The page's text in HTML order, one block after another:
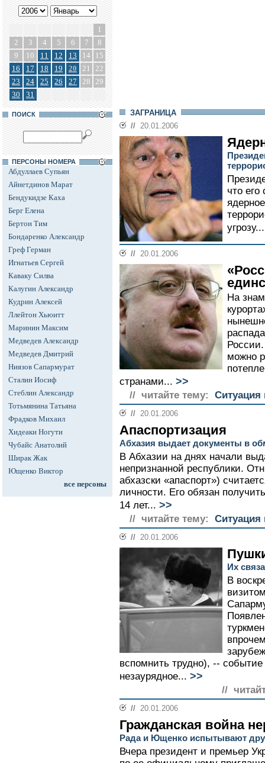
1
2
3 4 5 6 7
8
9
10 11 12 13 14
15
16
17 18 19 20 21
22
23
24 25 26 27 28 29
30
31
ПОИСК
ПЕРСОНЫ НОМЕРА
Абдуллаев Супьян
Айнетдинов Марат
Бендукидзе Каха
Берг Елена
Бертон Тим
Бондаренко Александр
Греф Герман
Игнатьев Сергей
Каваку Силва
Калугин Александр
Кудрин Алексей
Ллейтон Хьюитт
Маринин Максим
Медведев Александр
Медведев Дмитрий
Ниязов Сапармурат
Сталин Иосиф
Стеблин Александр
Тотьмянина Татьяна
Фрадков Михаил
Хидеаки Ногути
Чубайс Анатолий
Ширак Жак
Ющенко Виктор
все персоны
ЗАГРАНИЦА
// 20.01.2006
что его
угрозу...
// 20.01.2006
На
можно
странами... >>
// читайте тему: Ситуация
// 20.01.2006
Апаспортизация
Абхазия выдает документы в
В Абхазии на днях начали
непризнанной республики.
абхазски «апаспорт»)
личности. Его обязан
14 лет... >>
// читайте тему: Ситуация
// 20.01.2006
Их
В
вспомнить трудно), --
незаурядное... >>
//
// 20.01.2006
Гражданская война
Рада и Ющенко испытывают
Вчера президент и премьер